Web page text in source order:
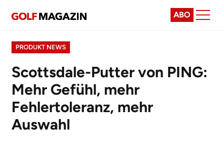
ABO
PRODUKT NEWS
Scottsdale-Putter von PING:
Mehr Gefühl, mehr
Fehlertoleranz, mehr
Auswahl